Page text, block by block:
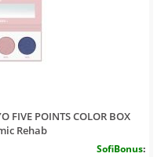
POINTS COLOR BOX
Rehab
SofiBonus: